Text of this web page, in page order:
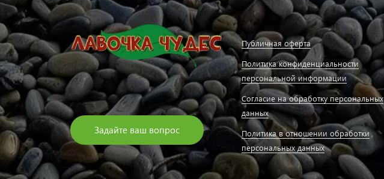
Задайте ваш вопрос
Публичная оферта
Политика конфиденциальности
персональной информации
Согласие на обработку персональных
данных
Политика в отношении обработки
персональных данных